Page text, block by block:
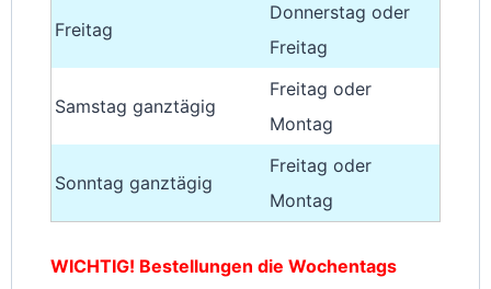
Freitag
Donnerstag oder
Freitag
Samstag ganztägig
Freitag oder
Montag
Sonntag ganztägig
Freitag oder
Montag
WICHTIG! Bestellungen die Wochentags